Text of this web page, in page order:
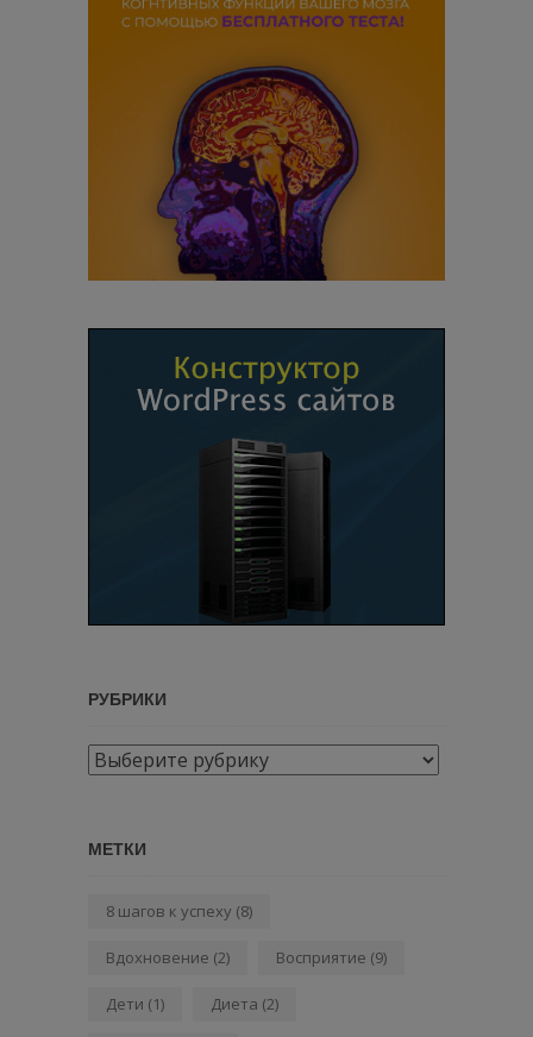
РУБРИКИ
Рубрики
МЕТКИ
8 шагов к успеху (8)
Вдохновение (2) Восприятие (9)
Дети (1) Диета (2)